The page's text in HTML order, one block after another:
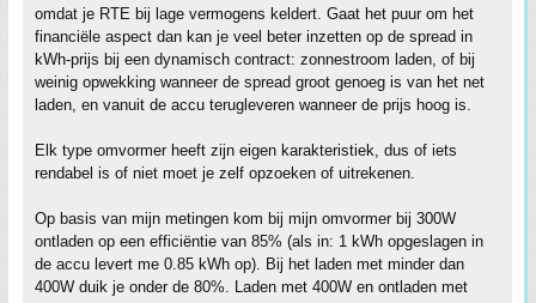
omdat je RTE bij lage vermogens keldert. Gaat het puur om het
financiële aspect dan kan je veel beter inzetten op de spread in
kWh-prijs bij een dynamisch contract: zonnestroom laden, of bij
weinig opwekking wanneer de spread groot genoeg is van het net
laden, en vanuit de accu terugleveren wanneer de prijs hoog is.
Elk type omvormer heeft zijn eigen karakteristiek, dus of iets
rendabel is of niet moet je zelf opzoeken of uitrekenen.
Op basis van mijn metingen kom bij mijn omvormer bij 300W
ontladen op een efficiëntie van 85% (als in: 1 kWh opgeslagen in
de accu levert me 0.85 kWh op). Bij het laden met minder dan
400W duik je onder de 80%. Laden met 400W en ontladen met